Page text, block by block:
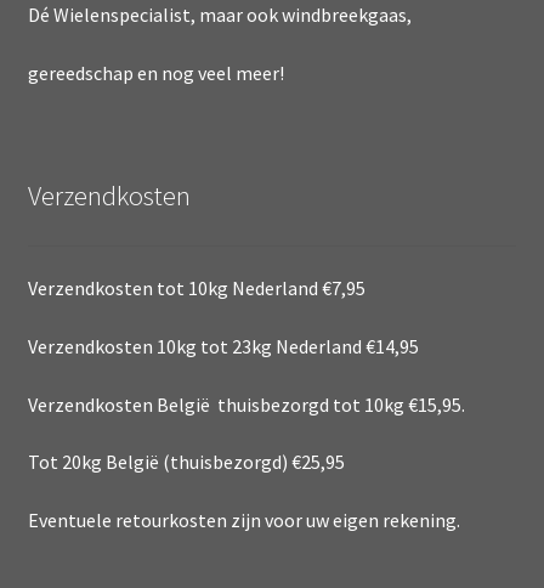
Dé Wielenspecialist, maar ook windbreekgaas,
gereedschap en nog veel meer!
Verzendkosten
Verzendkosten tot 10kg Nederland €7,95
Verzendkosten 10kg tot 23kg Nederland €14,95
Verzendkosten België thuisbezorgd tot 10kg €15,95.
Tot 20kg België (thuisbezorgd) €25,95
Eventuele retourkosten zijn voor uw eigen rekening.